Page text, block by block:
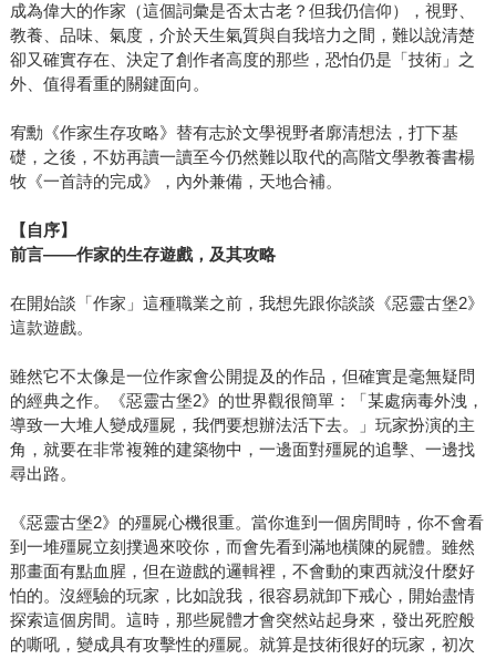
成為偉大的作家（這個詞彙是否太古老？但我仍信仰），視野、
教養、品味、氣度，介於天生氣質與自我培力之間，難以說清楚
卻又確實存在、決定了創作者高度的那些，恐怕仍是「技術」之
外、值得看重的關鍵面向。
宥勳《作家生存攻略》替有志於文學視野者廓清想法，打下基
礎，之後，不妨再讀一讀至今仍然難以取代的高階文學教養書楊
牧《一首詩的完成》，內外兼備，天地合補。
【自序】
前言——作家的生存遊戲，及其攻略
在開始談「作家」這種職業之前，我想先跟你談談《惡靈古堡2》
這款遊戲。
雖然它不太像是一位作家會公開提及的作品，但確實是毫無疑問
的經典之作。《惡靈古堡2》的世界觀很簡單：「某處病毒外洩，
導致一大堆人變成殭屍，我們要想辦法活下去。」玩家扮演的主
角，就要在非常複雜的建築物中，一邊面對殭屍的追擊、一邊找
尋出路。
《惡靈古堡2》的殭屍心機很重。當你進到一個房間時，你不會看
到一堆殭屍立刻撲過來咬你，而會先看到滿地橫陳的屍體。雖然
那畫面有點血腥，但在遊戲的邏輯裡，不會動的東西就沒什麼好
怕的。沒經驗的玩家，比如說我，很容易就卸下戒心，開始盡情
探索這個房間。這時，那些屍體才會突然站起身來，發出死腔般
的嘶吼，變成具有攻擊性的殭屍。就算是技術很好的玩家，初次